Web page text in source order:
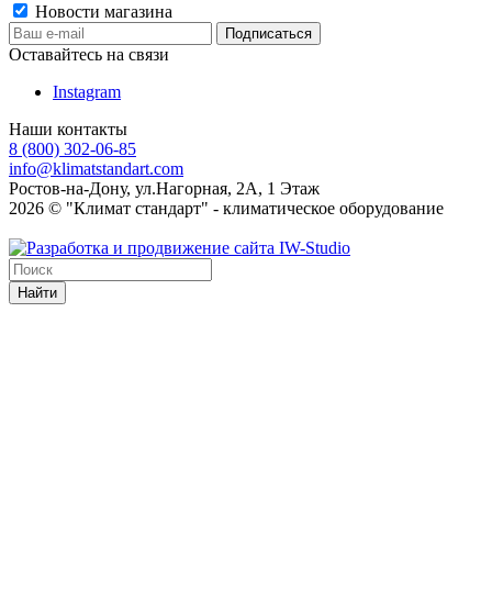
Новости магазина
Оставайтесь на связи
Instagram
Наши контакты
8 (800) 302-06-85
info@klimatstandart.com
Ростов-на-Дону, ул.Нагорная, 2А, 1 Этаж
2026 © "Климат стандарт" - климатическое оборудование
Найти